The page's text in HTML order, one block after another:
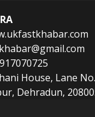
House, Lane
Dehradun,